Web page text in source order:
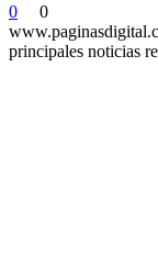
0
0
principales noticias